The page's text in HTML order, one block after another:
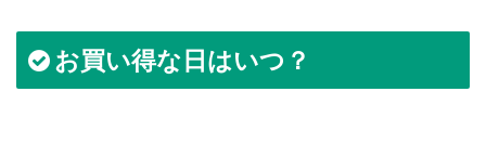
お買い得な日はいつ？